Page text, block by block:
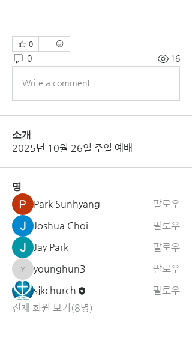
0
0 16
Write a comment...
소개
2025년 10월 26일 주일 예배
명
Park Sunhyang
팔로우
Joshua Choi
팔로우
Jay Park
팔로우
younghun3
younghun3
팔로우
sjkchurch
팔로우
전체 회원 보기(8명)